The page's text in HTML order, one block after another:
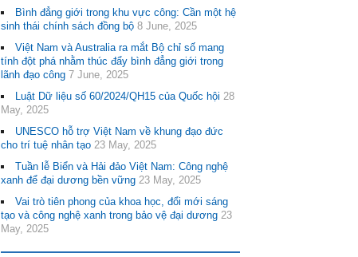
Bình đẳng giới trong khu vực công: Cần một hệ
sinh thái chính sách đồng bộ 8 June, 2025
Việt Nam và Australia ra mắt Bộ chỉ số mang
tính đột phá nhằm thúc đẩy bình đẳng giới trong
lãnh đạo công 7 June, 2025
Luật Dữ liệu số 60/2024/QH15 của Quốc hội 28
May, 2025
UNESCO hỗ trợ Việt Nam về khung đạo đức
cho trí tuệ nhân tạo 23 May, 2025
Tuần lễ Biển và Hải đảo Việt Nam: Công nghệ
xanh để đại dương bền vững 23 May, 2025
Vai trò tiên phong của khoa học, đổi mới sáng
tạo và công nghệ xanh trong bảo vệ đại dương 23
May, 2025